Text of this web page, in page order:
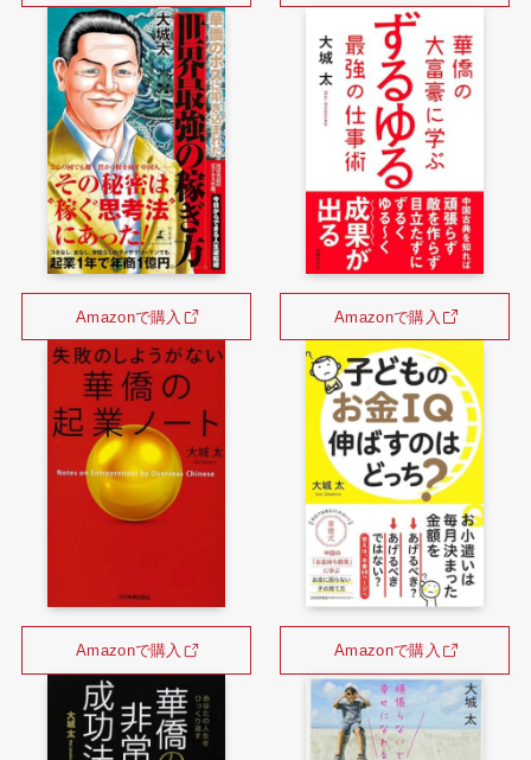
Amazonで購入 Amazonで購入
Amazonで購入 Amazonで購入